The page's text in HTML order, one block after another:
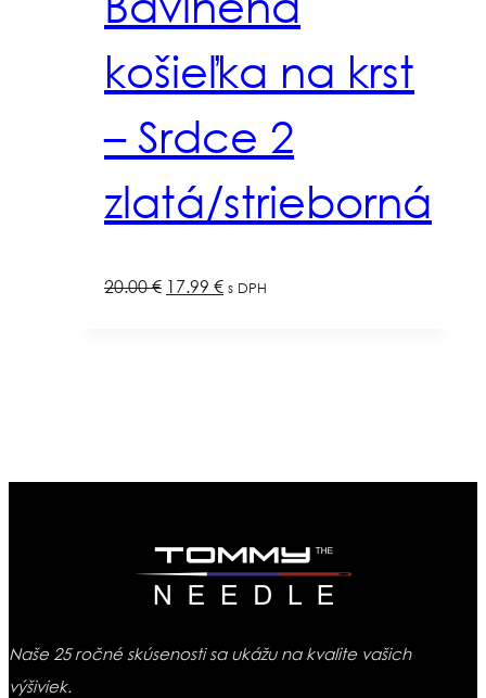
košieľka na krst
– Srdce 2
zlatá/strieborná
20.00€ Pôvodná
17.99 €Aktuálna
s DPH
Naše 25 ročné skúsenosti sa ukážu na kvalite vašich
výšiviek.